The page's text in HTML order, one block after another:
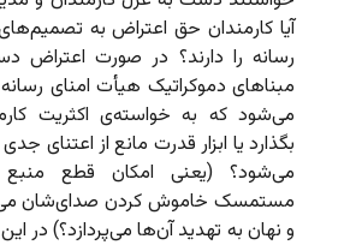
آیا کارمندان حق اعتراض به
رسانه را دارند؟ در صورت اعتراض
مبناهای دموکراتیک هیأت امنای
می‌شود که به خواسته‌ی اکثریت
بگذارد یا ابزار قدرت مانع از اعتنای
می‌شود؟ (یعنی امکان قطع منبع
مستمسک خاموش کردن صدای‌شان
و نهان به تهدید آن‌ها می‌پردازد؟) در